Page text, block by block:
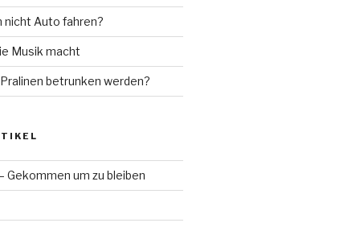
nicht Auto fahren?
Musik macht
betrunken werden?
Gekommen um zu bleiben